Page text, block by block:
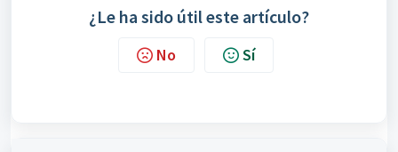
¿Le ha sido útil este artículo?
No Sí